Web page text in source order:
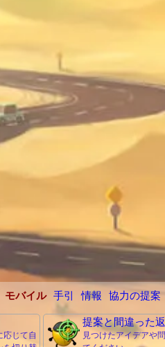
モバイル 手引 情報 協力の提案
応じて自
提案と間違った
見つけたアイデアや